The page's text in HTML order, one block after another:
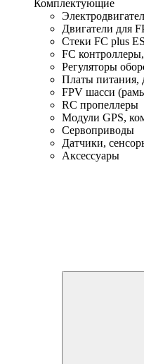
Комплектующие
Двигатели для
Стеки FC plus
FC
Регуляторы
Платы питания,
FPV шасси
RC пропеллеры
Модули GPS,
Сервоприводы
Датчики,
Аксессуары